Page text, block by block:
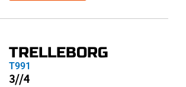
TRELLEBORG
T991
3//4